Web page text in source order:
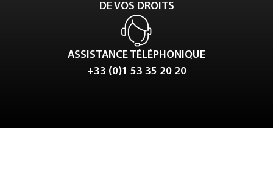
DE VOS DROITS
ASSISTANCE TÉLÉPHONIQUE
+33 (0)1 53 35 20 20